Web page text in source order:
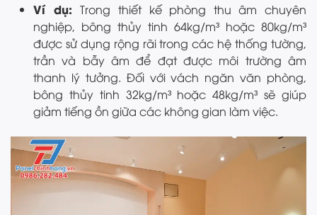
Ví dụ:Trong thiết kế phòng thu âm chuyên
nghiệp, bông thủy tinh 64kg/m³ hoặc 80kg/m³
được sử dụng rộng rãi trong các hệ thống tường,
trần và bẫy âm để đạt được môi trường âm
thanh lý tưởng. Đối với vách ngăn văn phòng,
bông thủy tinh 32kg/m³ hoặc 48kg/m³ sẽ giúp
giảm tiếng ồn giữa các không gian làm việc.